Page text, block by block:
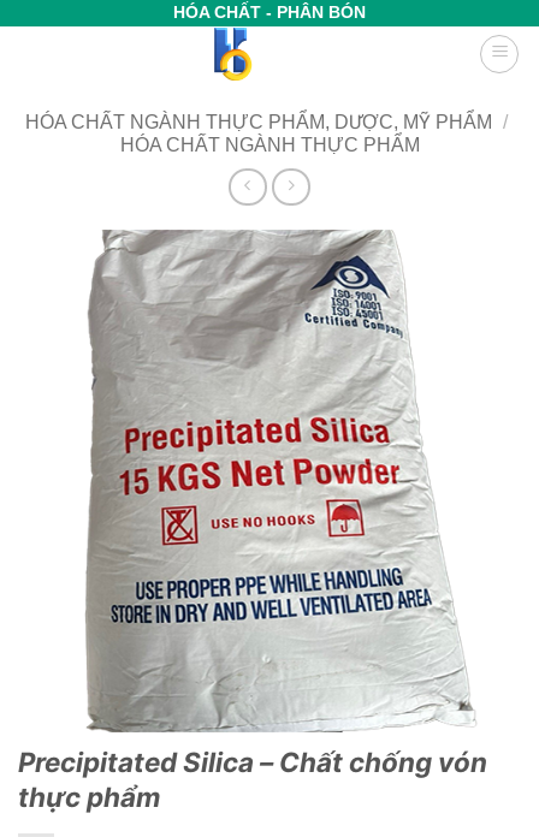
HÓA CHẤT - PHÂN BÓN
HÓA CHẤT NGÀNH THỰC PHẨM, DƯỢC, MỸ PHẨM
/
HÓA CHẤT NGÀNH THỰC PHẨM
Precipitated Silica – Chất chống vón
thực phẩm